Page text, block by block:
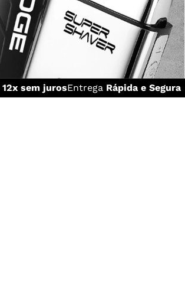
12x sem jurosEntrega Rápida e Segura